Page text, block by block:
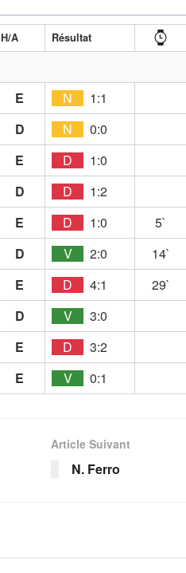
H/A Résultat
E N
1:1
D N
0:0
E D
1:0
D D
1:2
E D 1:0
5`
D V 2:0
14`
E D 4:1
29`
D V
3:0
E D
3:2
E V 0:1
Article Suivant
N. Ferro